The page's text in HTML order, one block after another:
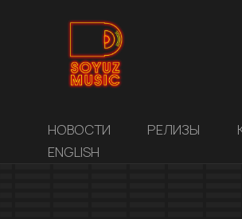
НОВОСТИ РЕЛИЗЫ
ENGLISH